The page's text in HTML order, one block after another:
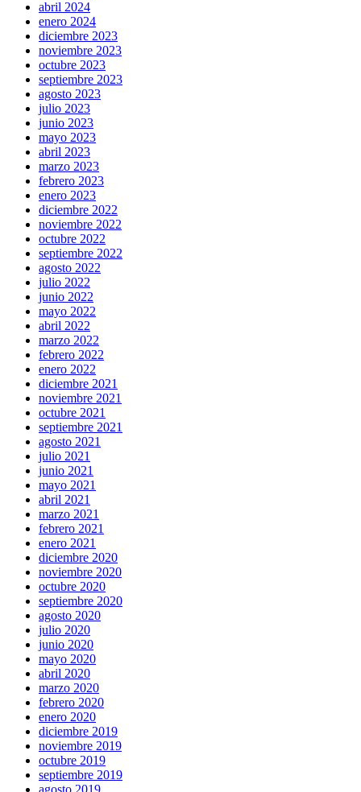
abril 2024
enero 2024
diciembre 2023
noviembre 2023
octubre 2023
septiembre 2023
agosto 2023
julio 2023
junio 2023
mayo 2023
abril 2023
marzo 2023
febrero 2023
enero 2023
diciembre 2022
noviembre 2022
octubre 2022
septiembre 2022
agosto 2022
julio 2022
junio 2022
mayo 2022
abril 2022
marzo 2022
febrero 2022
enero 2022
diciembre 2021
noviembre 2021
octubre 2021
septiembre 2021
agosto 2021
julio 2021
junio 2021
mayo 2021
abril 2021
marzo 2021
febrero 2021
enero 2021
diciembre 2020
noviembre 2020
octubre 2020
septiembre 2020
agosto 2020
julio 2020
junio 2020
mayo 2020
abril 2020
marzo 2020
febrero 2020
enero 2020
diciembre 2019
noviembre 2019
octubre 2019
septiembre 2019
agosto 2019